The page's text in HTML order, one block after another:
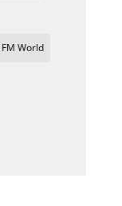
World